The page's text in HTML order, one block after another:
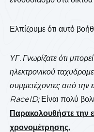
Ελπίζουμε ότι αυτό
ΥΓ. Γνωρίζατε ότι
ηλεκτρονικού
συμμετέχοντες από
RaceID;Είναι πολύ
Παρακολουθήστε την
χρονομέτρησης.